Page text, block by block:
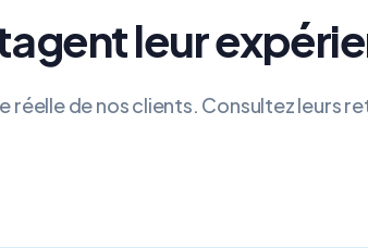
leur
réelle de nos clients. Consultez leurs